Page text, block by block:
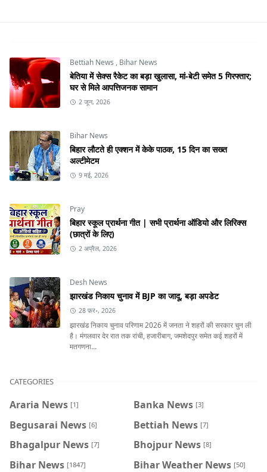
Bettiah News , Bihar News
बेतिया में सेक्स रैकेट का बड़ा खुलासा, मां-बेटी समेत 5 गिरफ्तार;
घर से मिले आपत्तिजनक सामान
2 जून, 2026
Bihar News
बिहार लौटते ही एक्शन में केके पाठक, 15 दिन का सख्त
अल्टीमेटम
9 मई, 2026
Pray
बिहार स्कूल प्रार्थना गीत | सभी प्रार्थना ऑडियो और लिरिक्स
(छात्रों के लिए)
2 अप्रैल, 2026
Desh News
झारखंड निकाय चुनाव में BJP का जादू, बड़ा अपडेट
28 फ़र॰, 2026
झारखंड निकाय चुनाव परिणाम 2026 में जनता ने शहरों की सरकार चुन ली
है। मंगलवार देर रात तक रांची, हजारीबाग, जमशेदपुर समेत कई शहरों में
मतगणना...
CATEGORIES
Araria News [1] Banka News [3]
Begusarai News [6] Bettiah News [7]
Bhagalpur News [7] Bhojpur News [8]
Bihar News [1847] Bihar Weather News [50]